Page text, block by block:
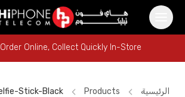
Order Online, Collect Quickly In-Store
Order Online, Collect Quickly In-Store
الرئيسية Products